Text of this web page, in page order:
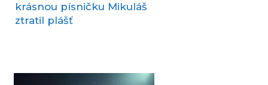
krásnou písničku Mikuláš
ztratil plášť